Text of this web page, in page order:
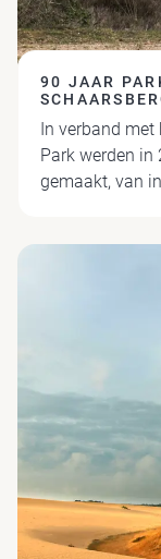
90 JAAR
In verband
Park werden in
gemaakt, van